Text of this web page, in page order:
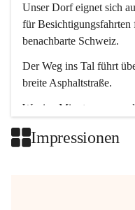
Unser Dorf eignet sich
für
benachbarte Schweiz.
Der Weg ins Tal führt
breite Asphaltstraße.
Wenige Minuten nur,
Impressionen